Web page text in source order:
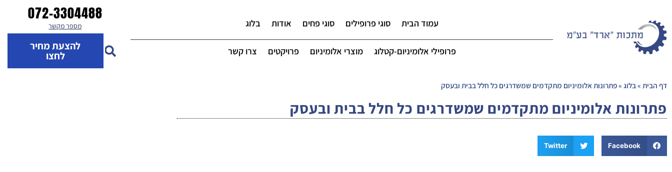
עמוד הבית סוגי פרופילים סוגי פחים אודות בלוג
פרופילי אלומיניום-קטלוג מוצרי אלומיניום פרויקטים צרו קשר
072-3304488
מספר מקשר
להצעת מחיר
לחצו
דף הבית »בלוג »פתרונות אלומיניום מתקדמים שמשדרגים כל חלל בבית ובעסק
פתרונות אלומיניום מתקדמים שמשדרגים כל חלל בבית ובעסק
Facebook
Twitter